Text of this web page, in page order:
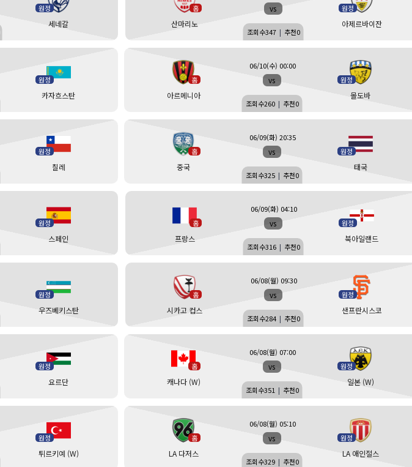
원정
세네갈
홈
산마리노
vs 원정
아제르바이잔
조회수347 | 추천0
원정
카자흐스탄
홈
아르메니아
vs 원정
몰도바
06/10(수) 00:00
조회수260 | 추천0
원정
칠레
홈
중국
vs 원정
태국
06/09(화) 20:35
조회수325 | 추천0
원정
스페인
홈
프랑스
vs 원정
북아일랜드
06/09(화) 04:10
조회수316 | 추천0
원정
우즈베키스탄
홈
시카고 컵스
vs 원정
샌프란시스코
06/08(월) 09:30
조회수284 | 추천0
원정
요르단
홈
캐나다 (W)
vs 원정
일본 (W)
06/08(월) 07:00
조회수351 | 추천0
원정
튀르키예 (W)
홈
LA 다저스
vs 원정
LA 애인절스
06/08(월) 05:10
조회수329 | 추천0